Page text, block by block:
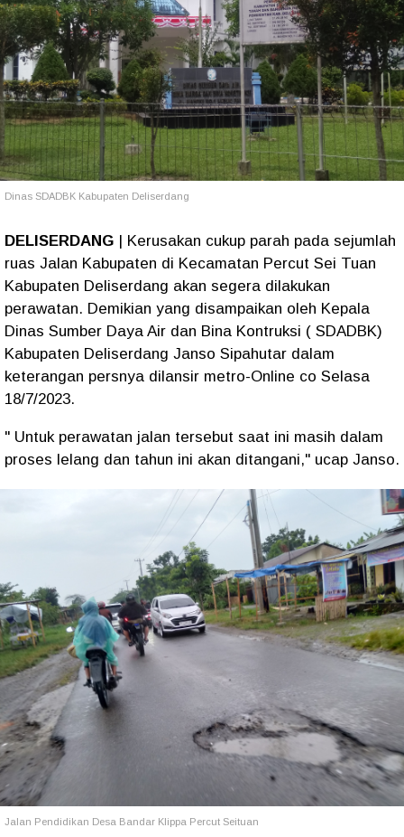
Dinas SDADBK Kabupaten Deliserdang
DELISERDANG | Kerusakan cukup parah pada sejumlah
ruas Jalan Kabupaten di Kecamatan Percut Sei Tuan
Kabupaten Deliserdang akan segera dilakukan
perawatan. Demikian yang disampaikan oleh Kepala
Dinas Sumber Daya Air dan Bina Kontruksi ( SDADBK)
Kabupaten Deliserdang Janso Sipahutar dalam
keterangan persnya dilansir metro-Online co Selasa
18/7/2023.
" Untuk perawatan jalan tersebut saat ini masih dalam
proses lelang dan tahun ini akan ditangani," ucap Janso.
Jalan Pendidikan Desa Bandar Klippa Percut Seituan